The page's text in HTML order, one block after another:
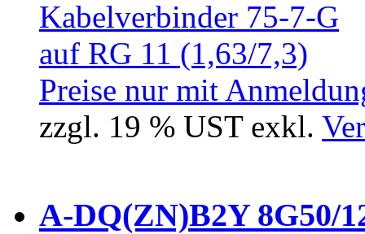
Preise nur mit
zzgl. 19 % UST exkl.
A-DQ(ZN)B2Y 8G50/